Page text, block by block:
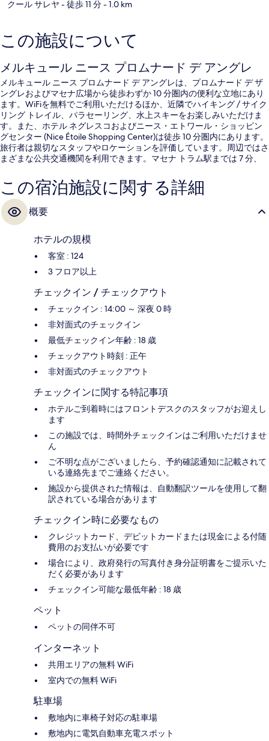
クール サレヤ - 徒歩 11 分- 1.0 km
この施設について
メルキュール ニース プロムナード デ アングレ
メルキュール ニース プロムナード デ アングレは、プロムナード デ ザ
ングレおよびマセナ広場から徒歩わずか 10 分圏内の便利な立地にあり
ます。WiFiを無料でご利用いただけるほか、近隣でハイキング / サイク
リング トレイル、パラセーリング、水上スキーをお楽しみいただけま
す。また、ホテル ネグレスコおよびニース・エトワール・ショッピン
グセンター (Nice Étoile Shopping Center)は徒歩 10 分圏内にあります。
旅行者は親切なスタッフやロケーションを評価しています。周辺ではさ
まざまな公共交通機関を利用できます。マセナ トラム駅までは 7 分、
この宿泊施設に関する詳細
概要
ホテルの規模
客室 : 124
3 フロア以上
チェックイン / チェックアウト
チェックイン : 14:00 ～ 深夜 0 時
非対面式のチェックイン
最低チェックイン年齢 : 18 歳
チェックアウト時刻 : 正午
非対面式のチェックアウト
チェックインに関する特記事項
ホテルご到着時にはフロントデスクのスタッフがお迎えし
ます
この施設では、時間外チェックインはご利用いただけませ
ん
ご不明な点がございましたら、予約確認通知に記載されて
いる連絡先までご連絡ください。
施設から提供された情報は、自動翻訳ツールを使用して翻
訳されている場合があります
チェックイン時に必要なもの
クレジットカード、デビットカードまたは現金による付随
費用のお支払いが必要です
場合により、政府発行の写真付き身分証明書をご提示いた
だく必要があります
チェックイン可能な最低年齢 : 18 歳
ペット
ペットの同伴不可
インターネット
共用エリアの無料 WiFi
室内での無料 WiFi
駐車場
敷地内に車椅子対応の駐車場
敷地内に電気自動車充電スポット